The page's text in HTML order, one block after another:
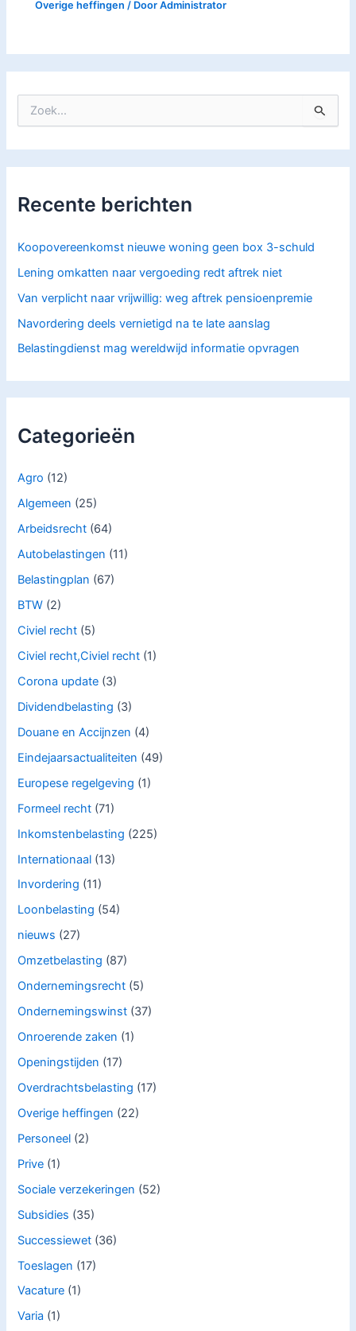
o
a
Recente berichten
Koopovereenkomst nieuwe woning geen box 3-schuld
Lening omkatten naar vergoeding redt aftrek niet
Van verplicht naar vrijwillig: weg aftrek pensioenpremie
Navordering deels vernietigd na te late aanslag
Belastingdienst mag wereldwijd informatie opvragen
Categorieën
Agro (12)
Algemeen (25)
Arbeidsrecht (64)
Autobelastingen (11)
Belastingplan (67)
BTW (2)
Civiel recht (5)
Civiel recht,Civiel recht (1)
Corona update (3)
Dividendbelasting (3)
Douane en Accijnzen (4)
Eindejaarsactualiteiten (49)
Europese regelgeving (1)
Formeel recht (71)
Inkomstenbelasting (225)
Internationaal (13)
Invordering (11)
Loonbelasting (54)
nieuws (27)
Omzetbelasting (87)
Ondernemingsrecht (5)
Ondernemingswinst (37)
Onroerende zaken (1)
Openingstijden (17)
Overdrachtsbelasting (17)
Overige heffingen (22)
Personeel (2)
Prive (1)
Sociale verzekeringen (52)
Subsidies (35)
Successiewet (36)
Toeslagen (17)
Vacature (1)
Varia (1)
Overige heffingen / DoorAdministrator